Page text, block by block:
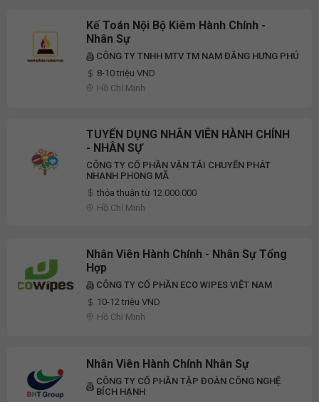
Kế Toán Nội Bộ Kiêm Hành Chính -
Nhân Sự
CÔNG TY TNHH MTV TM NAM ĐĂNG HƯNG PHÚ
8-10 triệu VND
Hồ Chí Minh
TUYỂN DỤNG NHÂN VIÊN HÀNH CHÍNH
- NHÂN SỰ
CÔNG TY CỔ PHẦN VẬN TẢI CHUYỂN PHÁT
NHANH PHONG MÃ
thỏa thuận từ 12.000.000
Hồ Chí Minh
Nhân Viên Hành Chính - Nhân Sự Tổng
Hợp
CÔNG TY CỔ PHẦN ECO WIPES VIỆT NAM
10-12 triệu VND
Hồ Chí Minh
Nhân Viên Hành Chính Nhân Sự
CÔNG TY CỔ PHẦN TẬP ĐOÀN CÔNG NGHỆ
BÍCH HẠNH